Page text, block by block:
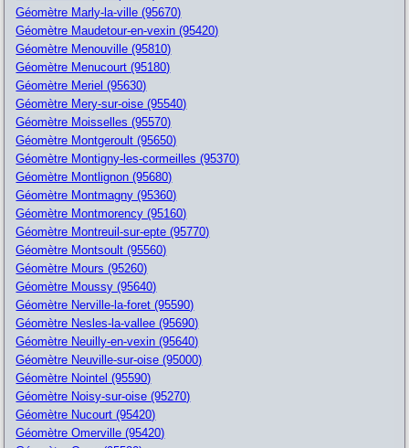
Géomètre Marly-la-ville (95670)
Géomètre Maudetour-en-vexin (95420)
Géomètre Menouville (95810)
Géomètre Menucourt (95180)
Géomètre Meriel (95630)
Géomètre Mery-sur-oise (95540)
Géomètre Moisselles (95570)
Géomètre Montgeroult (95650)
Géomètre Montigny-les-cormeilles (95370)
Géomètre Montlignon (95680)
Géomètre Montmagny (95360)
Géomètre Montmorency (95160)
Géomètre Montreuil-sur-epte (95770)
Géomètre Montsoult (95560)
Géomètre Mours (95260)
Géomètre Moussy (95640)
Géomètre Nerville-la-foret (95590)
Géomètre Nesles-la-vallee (95690)
Géomètre Neuilly-en-vexin (95640)
Géomètre Neuville-sur-oise (95000)
Géomètre Nointel (95590)
Géomètre Noisy-sur-oise (95270)
Géomètre Nucourt (95420)
Géomètre Omerville (95420)